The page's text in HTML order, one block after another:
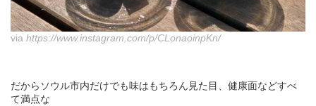
via https://www.instagram.com/p/CLonaoinpKn/
だからソウル市内だけでも味はもちろん見た目、健康面などすべ
て満点な